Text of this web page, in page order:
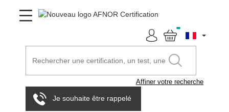
Affiner votre recherche
Je souhaite être rappelé